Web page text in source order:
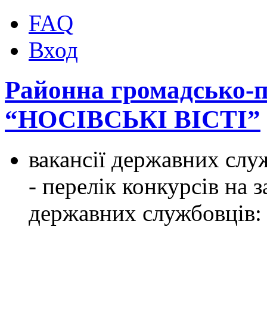
FAQ
Вход
Районна громадсько-
“НОСІВСЬКІ ВІСТІ”
вакансії державних
- перелік конкурсів на
державних службовців: